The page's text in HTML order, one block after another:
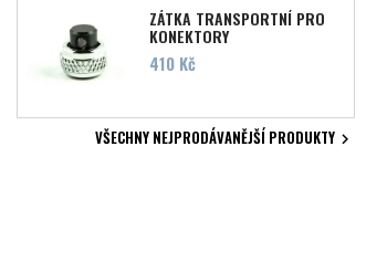
ZÁTKA TRANSPORTNÍ PRO
KONEKTORY
Cena
410 Kč
VŠECHNY NEJPRODÁVANĚJŠÍ PRODUKTY 